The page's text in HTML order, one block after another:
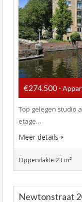
€274.500-
Top gelegen studio
etage…
Meer details
Oppervlakte 23 m²
Newtonstraat